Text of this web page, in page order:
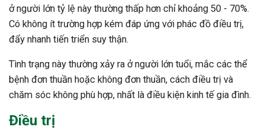
ở người lớn tỷ lệ này thường thấp hơn chỉ khoảng 50 - 70%.
Có không ít trường hợp kém đáp ứng với phác đồ điều trị,
đẩy nhanh tiến triển suy thận.
Tình trạng này thường xảy ra ở người lớn tuổi, mắc các thể
bệnh đơn thuần hoặc không đơn thuần, cách điều trị và
chăm sóc không phù hợp, nhất là điều kiện kinh tế gia đình.
Điều trị